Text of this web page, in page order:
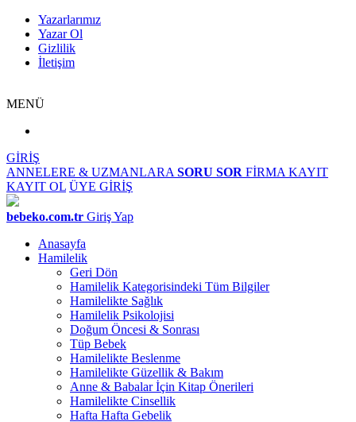
Yazarlarımız
Yazar Ol
Gizlilik
İletişim
MENÜ
GİRİŞ
ANNELERE & UZMANLARA SORU SOR FİRMA KAYIT
KAYIT OL ÜYE GİRİŞ
bebeko.com.tr Giriş Yap
Anasayfa
Hamilelik
Geri Dön
Hamilelik Kategorisindeki Tüm Bilgiler
Hamilelikte Sağlık
Hamilelik Psikolojisi
Doğum Öncesi & Sonrası
Tüp Bebek
Hamilelikte Beslenme
Hamilelikte Güzellik & Bakım
Anne & Babalar İçin Kitap Önerileri
Hamilelikte Cinsellik
Hafta Hafta Gebelik